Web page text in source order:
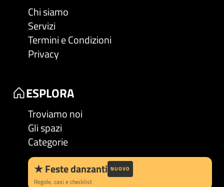
Chi siamo
Servizi
Termini e Condizioni
Privacy
ESPLORA
Troviamo noi
Gli spazi
Categorie
★Feste danzanti NUOVO
Regole, casi e checklist